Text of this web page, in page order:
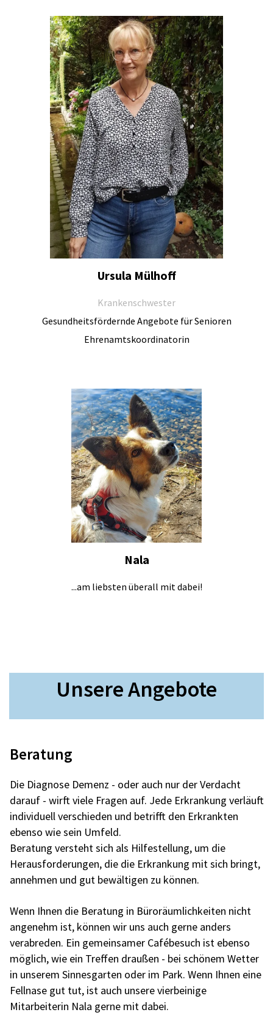
Ursula Mülhoff
Krankenschwester
Gesundheitsfördernde Angebote für Senioren
Ehrenamtskoordinatorin
Nala
...am liebsten überall mit dabei!
Unsere Angebote
Beratung
Die Diagnose Demenz - oder auch nur der Verdacht
darauf - wirft viele Fragen auf. Jede Erkrankung verläuft
individuell verschieden und betrifft den Erkrankten
ebenso wie sein Umfeld.
Beratung versteht sich als Hilfestellung, um die
Herausforderungen, die die Erkrankung mit sich bringt,
annehmen und gut bewältigen zu können.
Wenn Ihnen die Beratung in Büroräumlichkeiten nicht
angenehm ist, können wir uns auch gerne anders
verabreden. Ein gemeinsamer Cafébesuch ist ebenso
möglich, wie ein Treffen draußen - bei schönem Wetter
in unserem Sinnesgarten oder im Park. Wenn Ihnen eine
Fellnase gut tut, ist auch unsere vierbeinige
Mitarbeiterin Nala gerne mit dabei.